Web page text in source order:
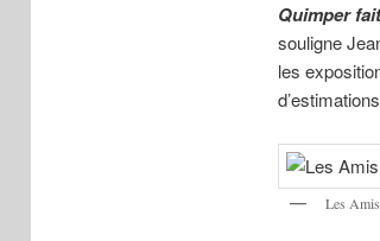
Quimper
souligne
les
Les